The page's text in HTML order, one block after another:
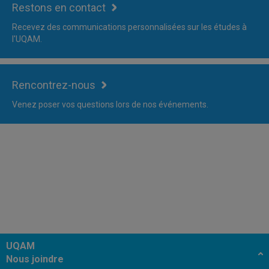
Restons en contact
Recevez des communications personnalisées sur les études à
l'UQAM.
Rencontrez-nous
Venez poser vos questions lors de nos événements.
UQAM
Nous joindre